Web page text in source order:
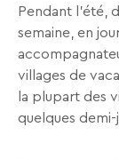
Pendant l’été,
semaine, en
villages de
la plupart des
quelques
pour
vos
vacances
!
Il